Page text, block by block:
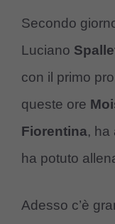
Secondo
Luciano
con il primo
queste ore
Fiorentina, ha
ha potuto
Adesso c’è